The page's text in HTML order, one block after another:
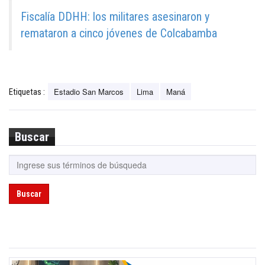
Fiscalía DDHH: los militares asesinaron y
remataron a cinco jóvenes de Colcabamba
Etiquetas : Estadio San Marcos Lima Maná
Buscar
Buscar